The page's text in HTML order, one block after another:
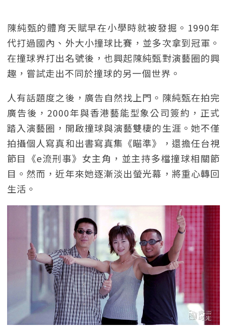
陳純甄的體育天賦早在小學時就被發掘。1990年
代打過國內、外大小撞球比賽，並多次拿到冠軍。
在撞球界打出名號後，也興起陳純甄對演藝圈的興
趣，嘗試走出不同於撞球的另一個世界。
人有話題度之後，廣告自然找上門。陳純甄在拍完
廣告後，2000年與香港藝能型象公司簽約，正式
踏入演藝圈，開啟撞球與演藝雙棲的生涯。她不僅
拍攝個人寫真和出書寫真集《瞄準》，還擔任台視
節目《e流刑事》女主角，並主持多檔撞球相關節
目。然而，近年來她逐漸淡出螢光幕，將重心轉回
生活。